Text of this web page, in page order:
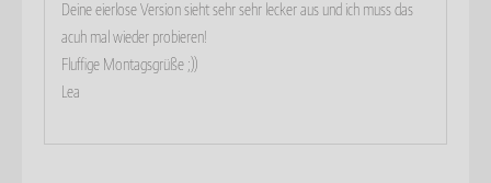
Deine eierlose Version sieht sehr sehr lecker aus und ich muss das
acuh mal wieder probieren!
Fluffige Montagsgrüße ;))
Lea